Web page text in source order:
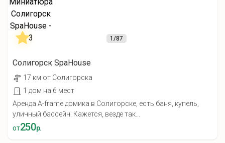
1/87
Солигорск SpaHouse
17 км от Солигорска
1 дом на 6 мест
Аренда A-frame домика в Солигорске, есть баня, купель,
уличный бассейн. Кажется, везде так...
от250р.